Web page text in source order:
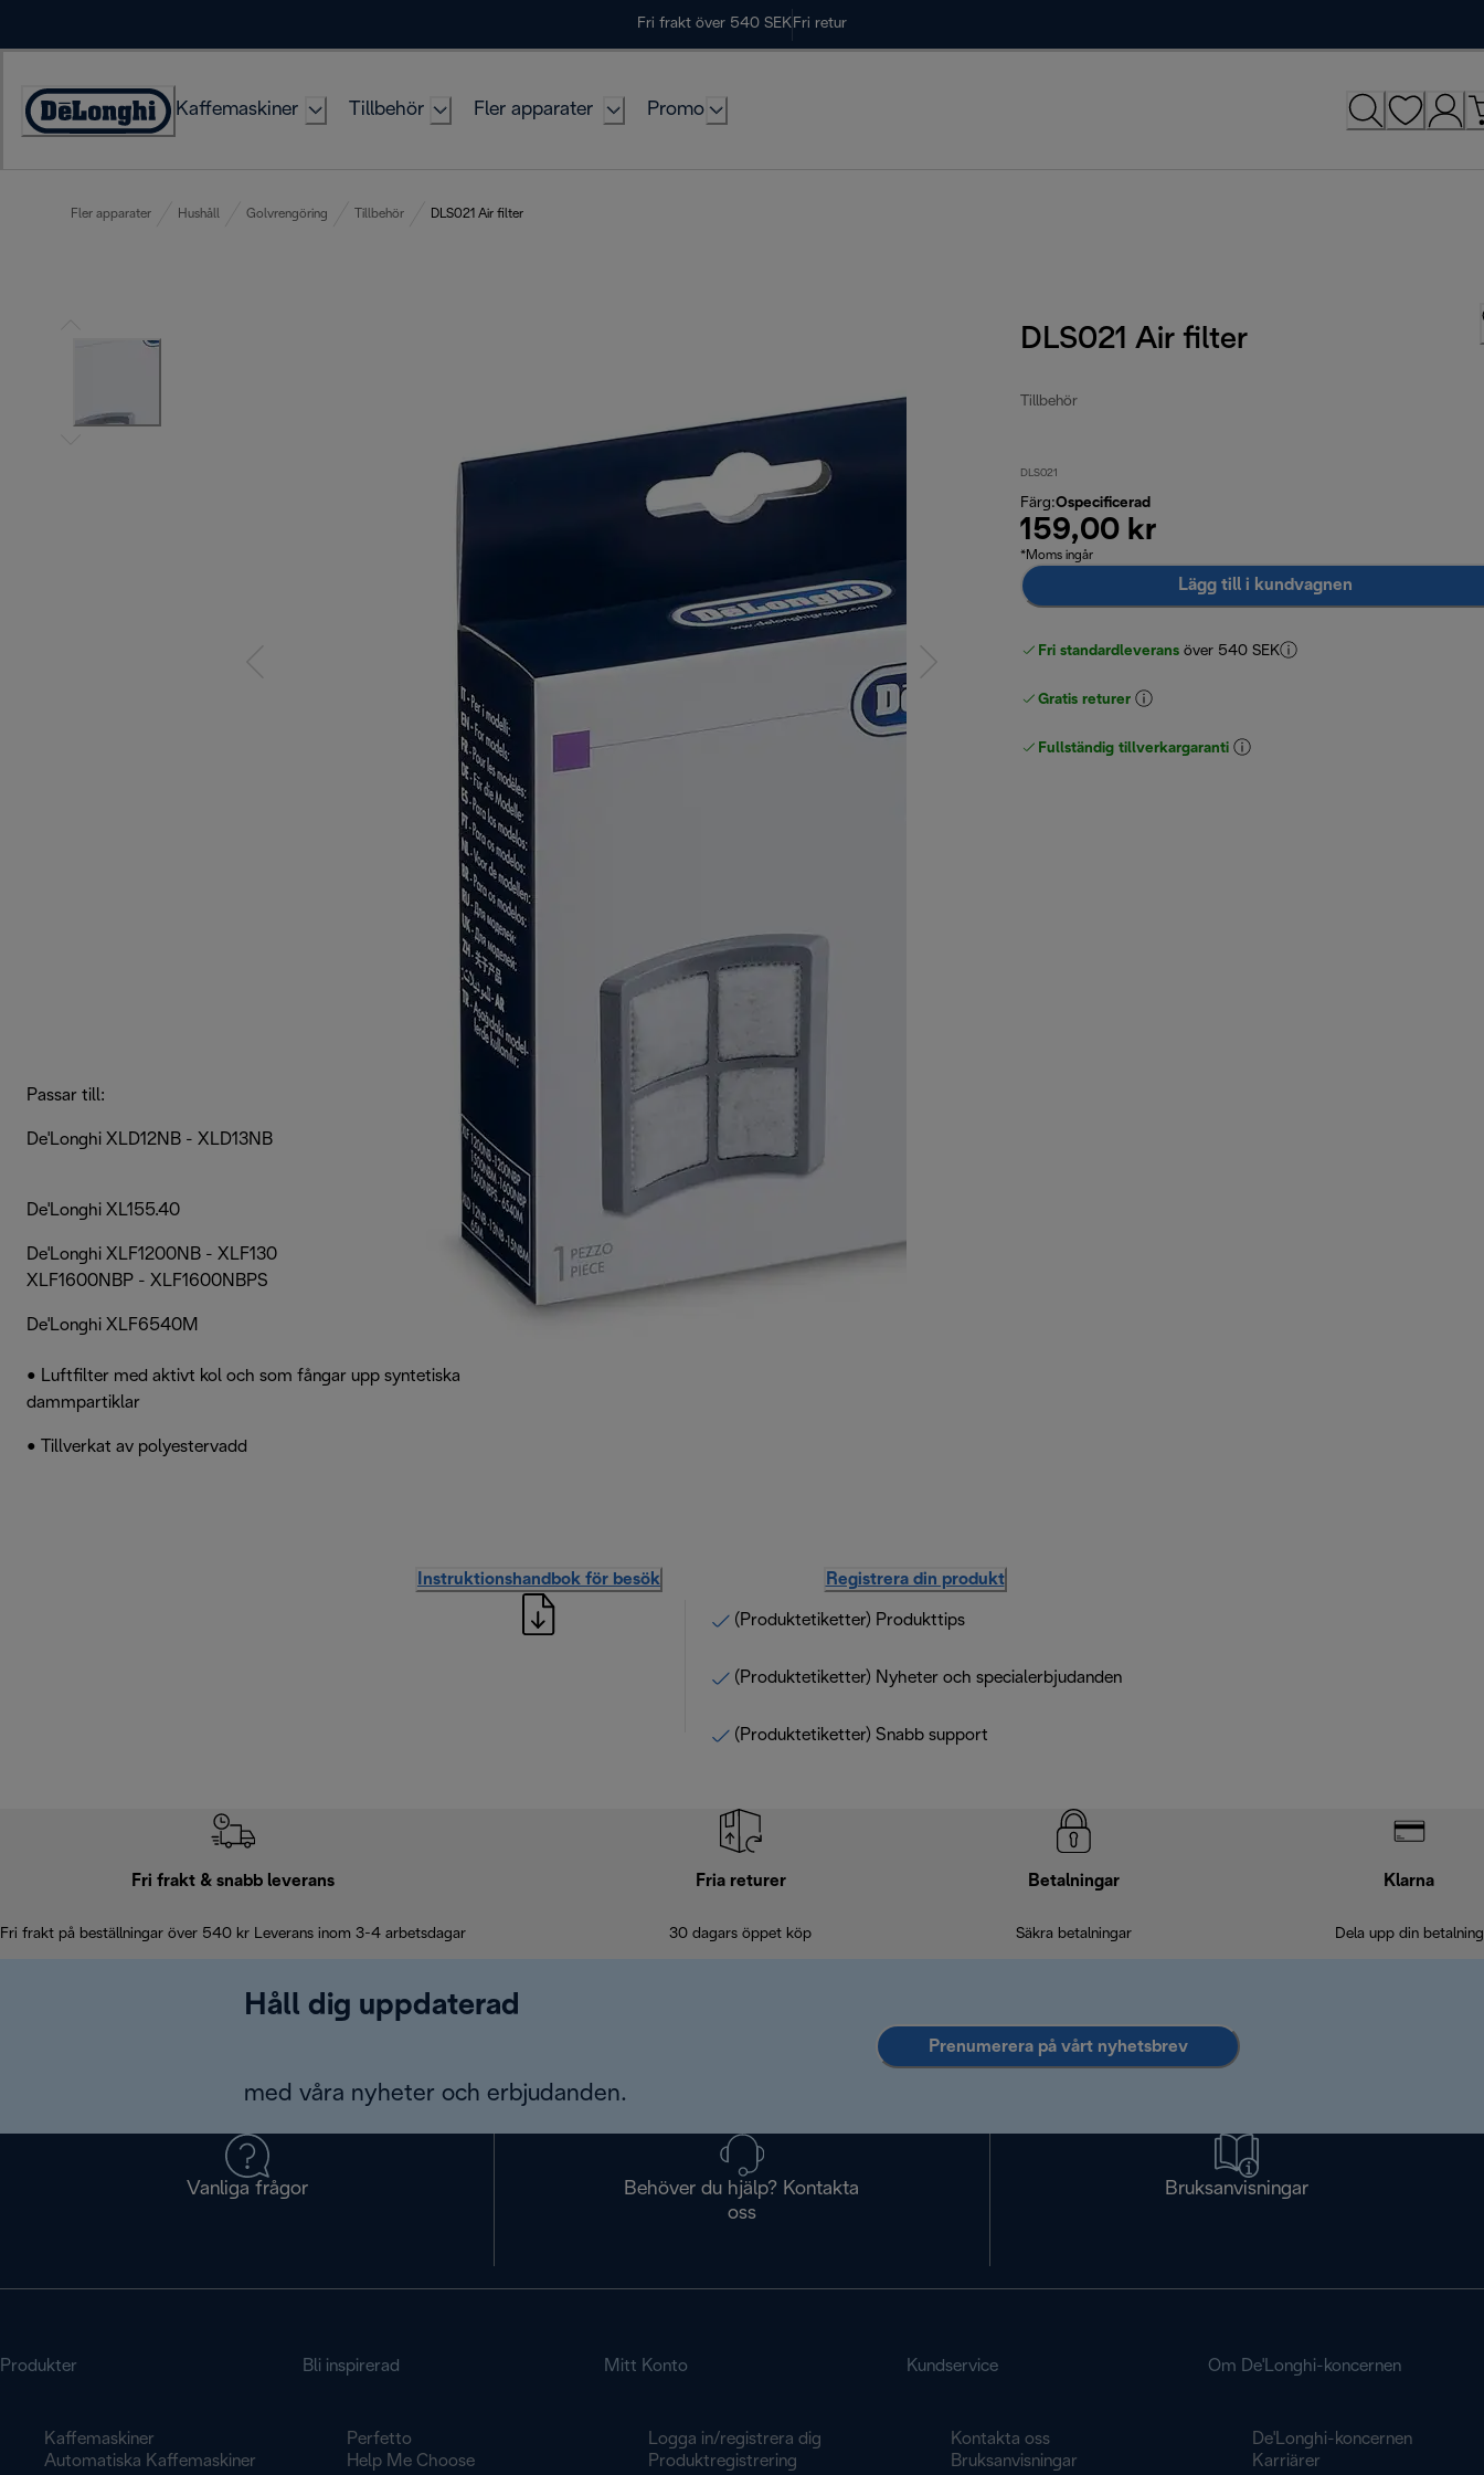
Fri frakt över 540 SEK Fri retur
Accessibility
Kaffemaskiner Tillbehör Fler apparater Promo
Fler apparater Hushåll Golvrengöring Tillbehör DLS021 Air filter
DLS021 Air filter
Tillbehör
DLS021
Färg:Ospecificerad
159,00 kr
*Moms ingår
Lägg till i kundvagnen
Fri standardleverans över 540 SEK
Gratis returer
Fullständig tillverkargaranti
Passar till:
De'Longhi XLD12NB - XLD13NB - XLD15NBM - XLD65M
De'Longhi XL155.40
De'Longhi XLF1200NB - XLF1300NBP - XLF1500NBM -
XLF1600NBP - XLF1600NBPS
De'Longhi XLF6540M
• Luftfilter med aktivt kol och som fångar upp syntetiska
dammpartiklar
• Tillverkat av polyestervadd
Instruktionshandbok för besök Registrera din produkt
(Produktetiketter) Produkttips
(Produktetiketter) Nyheter och specialerbjudanden
(Produktetiketter) Snabb support
Fri frakt & snabb leverans
Fri frakt på beställningar över 540 kr Leverans inom 3-4 arbetsdagar
Fria returer
30 dagars öppet köp
Betalningar
Säkra betalningar
Klarna
Dela upp din betalning
Håll dig uppdaterad
med våra nyheter och erbjudanden.
Prenumerera på vårt nyhetsbrev
Vanliga frågor
Behöver du hjälp? Kontakta
oss
Bruksanvisningar
Produkter
Kaffemaskiner
Automatiska Kaffemaskiner
Bli inspirerad
Perfetto
Help Me Choose
Mitt Konto
Logga in/registrera dig
Produktregistrering
Kundservice
Kontakta oss
Bruksanvisningar
Om De'Longhi-koncernen
De'Longhi-koncernen
Karriärer